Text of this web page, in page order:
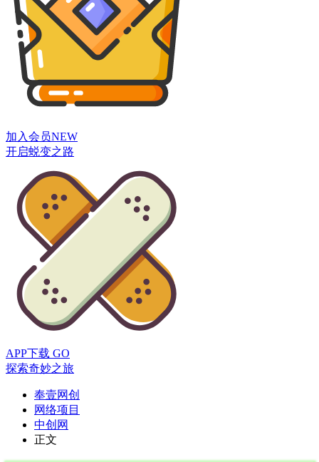
加入会员NEW
开启蜕变之路
APP下载 GO
探索奇妙之旅
奉壹网创
网络项目
中创网
正文